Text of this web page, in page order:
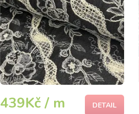
439Kč / m DETAIL